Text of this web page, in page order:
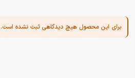
برای این محصول هیچ دیدگاهی ثبت نشده است.